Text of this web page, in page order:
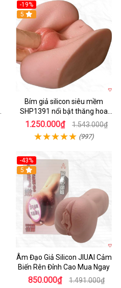
-19%
Hot
5
Bím giả silicon siêu mềm
SHP1391 nổi bật thăng hoa
hoàn hảo
1.250.000₫ 1.543.000₫
(997)
-43%
5
Âm Đạo Giả Silicon JIUAI Cảm
Biến Rên Đỉnh Cao Mua Ngay
850.000₫ 1.491.000₫